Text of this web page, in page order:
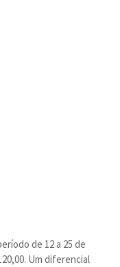
de 12 a 25 de
Um diferencial